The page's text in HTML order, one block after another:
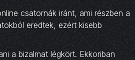
csatornák iránt, ami részben a
eredtek, ezért kisebb
a bizalmat légkört. Ekkoriban